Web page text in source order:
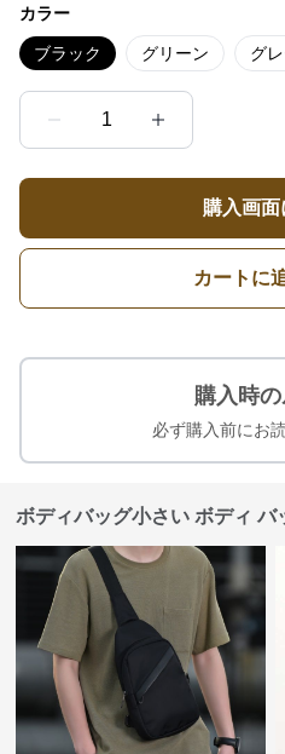
カラー
ブラック グリーン グ
1
購入画
カートに
購入時
必ず購入前にお
ボディバッグ小さい ボディ